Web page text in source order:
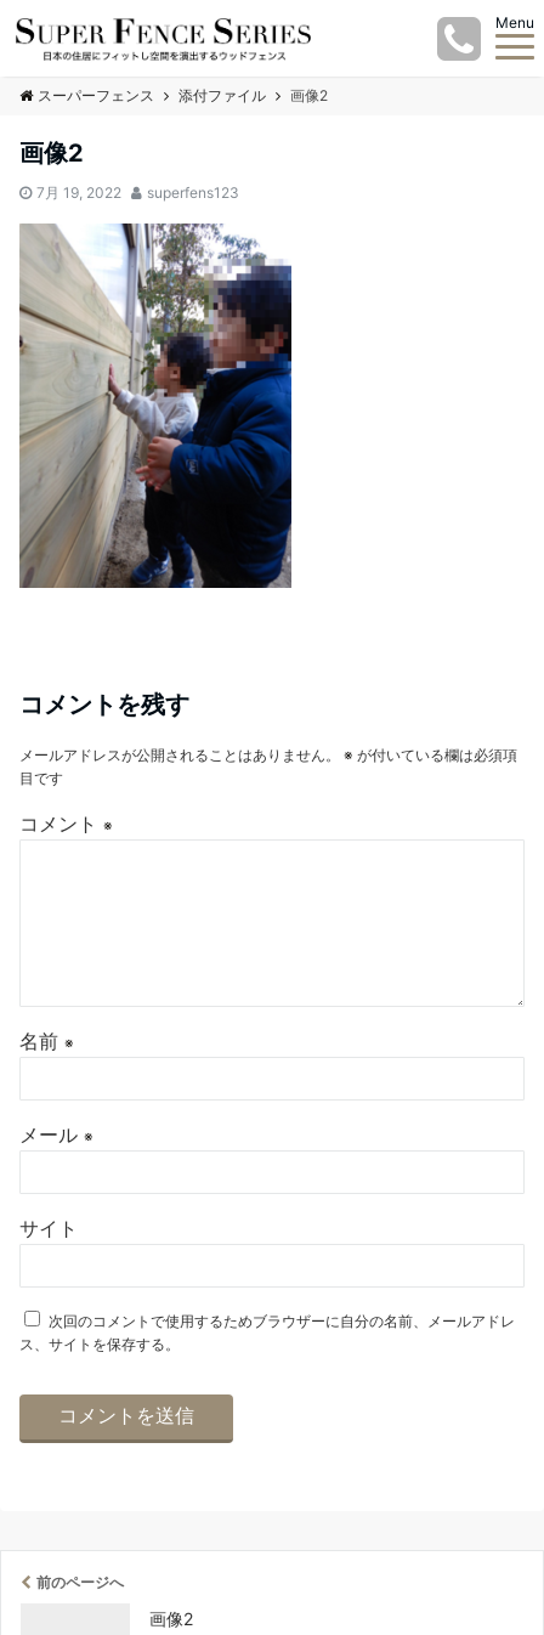
Menu
スーパーフェンス 添付ファイル 画像2
画像2
7月 19, 2022 superfens123
コメントを残す
メールアドレスが公開されることはありません。 ※ が付いている欄は必須項
目です
コメント ※
名前 ※
メール ※
サイト
次回のコメントで使用するためブラウザーに自分の名前、メールアドレ
ス、サイトを保存する。
前のページへ
画像2